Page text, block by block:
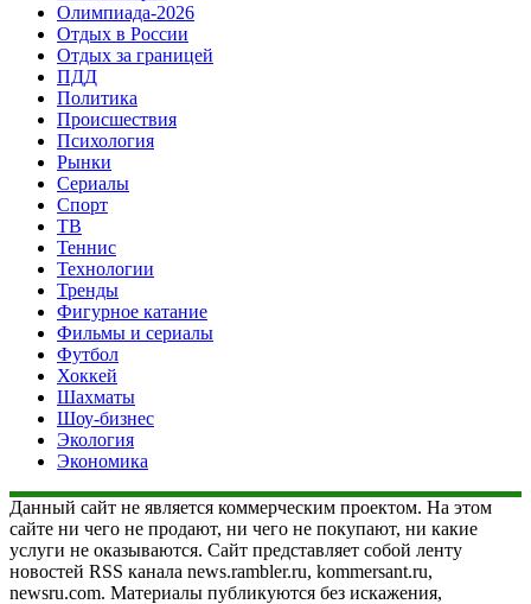
Олимпиада-2026
Отдых в России
Отдых за границей
ПДД
Политика
Происшествия
Психология
Рынки
Сериалы
Спорт
ТВ
Теннис
Технологии
Тренды
Фигурное катание
Фильмы и сериалы
Футбол
Хоккей
Шахматы
Шоу-бизнес
Экология
Экономика
Данный сайт не является коммерческим проектом. На этом
сайте ни чего не продают, ни чего не покупают, ни какие
услуги не оказываются. Сайт представляет собой ленту
новостей RSS канала news.rambler.ru, kommersant.ru,
newsru.com. Материалы публикуются без искажения,